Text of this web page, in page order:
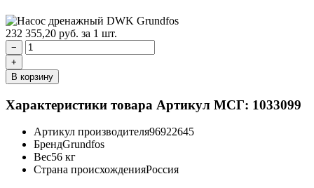
232 355,20 руб. за 1 шт.
−
+
В корзину
Характеристики товара Артикул МСГ: 1033099
Артикул производителя96922645
БрендGrundfos
Вес56 кг
Страна происхожденияРоссия